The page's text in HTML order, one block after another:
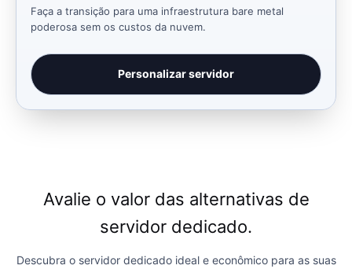
Faça a transição para uma infraestrutura bare metal
poderosa sem os custos da nuvem.
Personalizar servidor
Avalie o valor das alternativas de
servidor dedicado.
Descubra o servidor dedicado ideal e econômico para as suas